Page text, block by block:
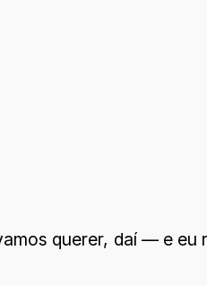
querer, daí — e